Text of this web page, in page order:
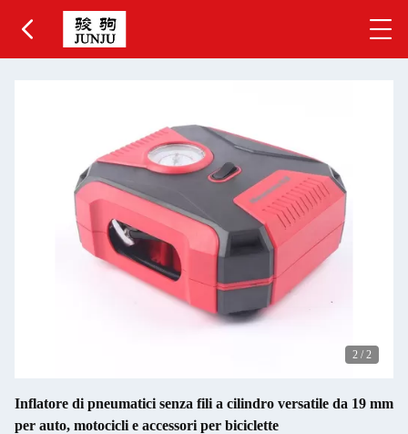
2 / 2
Inflatore di pneumatici senza fili a cilindro versatile da 19 mm
per auto, motocicli e accessori per biciclette